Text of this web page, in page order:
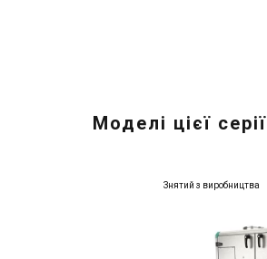
Моделі цієї серії
Знятий з виробництва